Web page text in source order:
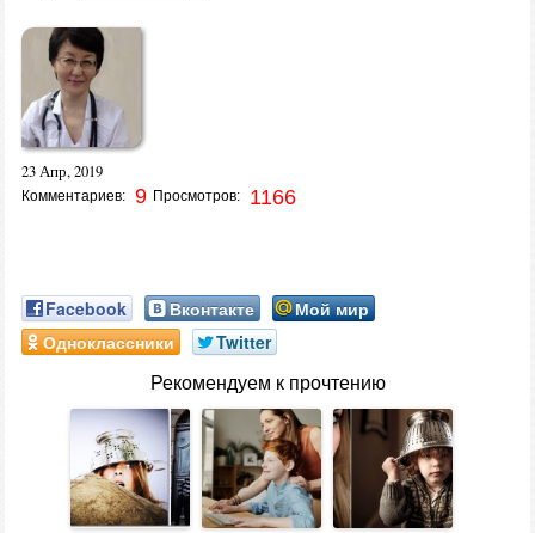
23 Апр, 2019
Комментариев: 9 Просмотров: 1166
Facebook Вконтакте
Мой мир
Одноклассники
Twitter
Рекомендуем к прочтению